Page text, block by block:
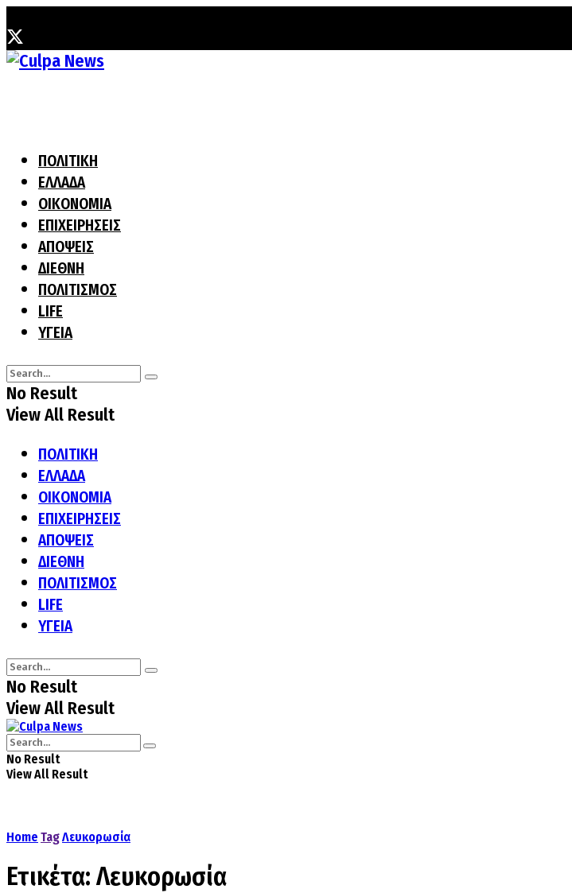
ΠΟΛΙΤΙΚΗ
ΕΛΛΑΔΑ
ΟΙΚΟΝΟΜΙΑ
ΕΠΙΧΕΙΡΗΣΕΙΣ
ΑΠΟΨΕΙΣ
ΔΙΕΘΝΗ
ΠΟΛΙΤΙΣΜΟΣ
LIFE
ΥΓΕΙΑ
No Result
View All Result
ΠΟΛΙΤΙΚΗ
ΕΛΛΑΔΑ
ΟΙΚΟΝΟΜΙΑ
ΕΠΙΧΕΙΡΗΣΕΙΣ
ΑΠΟΨΕΙΣ
ΔΙΕΘΝΗ
ΠΟΛΙΤΙΣΜΟΣ
LIFE
ΥΓΕΙΑ
No Result
View All Result
No Result
View All Result
Home TagΛευκορωσία
Ετικέτα: Λευκορωσία